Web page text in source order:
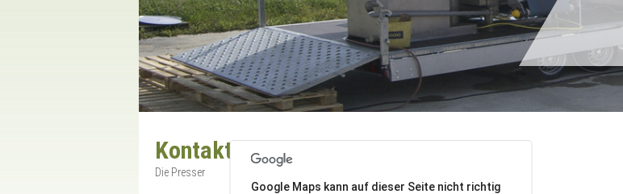
Kontakt
Die Presser
Google Maps kann auf dieser Seite nicht richtig